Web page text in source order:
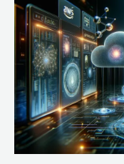
AWS